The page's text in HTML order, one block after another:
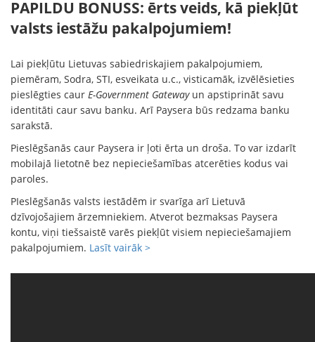
PAPILDU BONUSS: ērts veids, kā piekļūt
valsts iestāžu pakalpojumiem!
Lai piekļūtu Lietuvas sabiedriskajiem pakalpojumiem,
piemēram, Sodra, STI, esveikata u.c., visticamāk, izvēlēsieties
pieslēgties caur E-Government Gatewayun apstiprināt savu
identitāti caur savu banku. Arī Paysera būs redzama banku
sarakstā.
Pieslēgšanās caur Paysera ir ļoti ērta un droša. To var izdarīt
mobilajā lietotnē bez nepieciešamības atcerēties kodus vai
paroles.
PIeslēgšanās valsts iestādēm ir svarīga arī Lietuvā
dzīvojošajiem ārzemniekiem. Atverot bezmaksas Paysera
kontu, viņi tiešsaistē varēs piekļūt visiem nepieciešamajiem
pakalpojumiem. Lasīt vairāk >